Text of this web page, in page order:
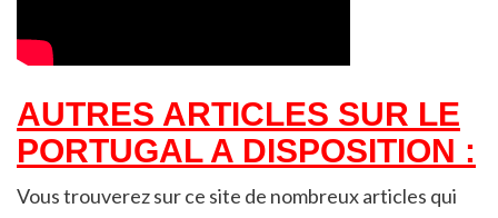
AUTRES ARTICLES SUR LE
PORTUGAL A DISPOSITION :
Vous trouverez sur ce site de nombreux articles qui